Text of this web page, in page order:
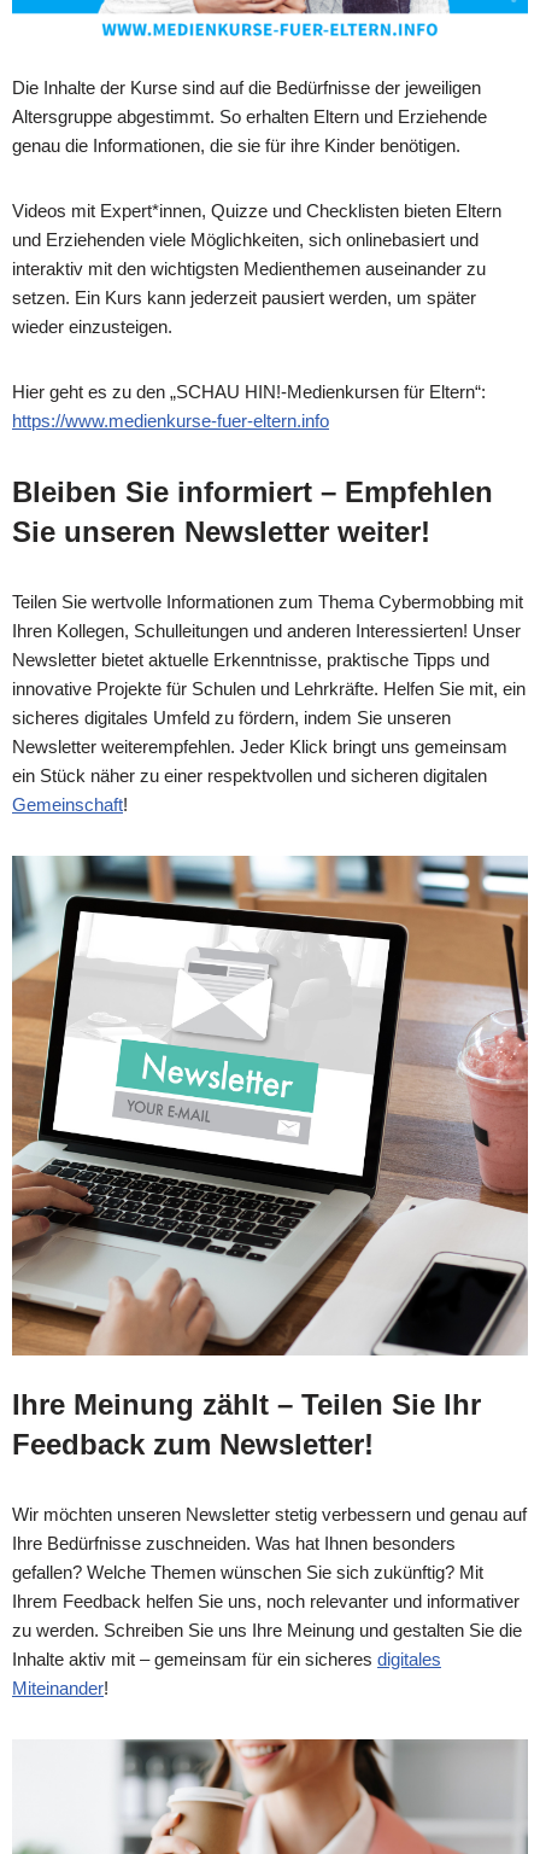
Die Inhalte der Kurse sind auf die Bedürfnisse der jeweiligen
Altersgruppe abgestimmt. So erhalten Eltern und Erziehende
genau die Informationen, die sie für ihre Kinder benötigen.
Videos mit Expert*innen, Quizze und Checklisten bieten Eltern
und Erziehenden viele Möglichkeiten, sich onlinebasiert und
interaktiv mit den wichtigsten Medienthemen auseinander zu
setzen. Ein Kurs kann jederzeit pausiert werden, um später
wieder einzusteigen.
Hier geht es zu den „SCHAU HIN!-Medienkursen für Eltern“:
https://www.medienkurse-fuer-eltern.info
Bleiben Sie informiert – Empfehlen
Sie unseren Newsletter weiter!
Teilen Sie wertvolle Informationen zum Thema Cybermobbing mit
Ihren Kollegen, Schulleitungen und anderen Interessierten! Unser
Newsletter bietet aktuelle Erkenntnisse, praktische Tipps und
innovative Projekte für Schulen und Lehrkräfte. Helfen Sie mit, ein
sicheres digitales Umfeld zu fördern, indem Sie unseren
Newsletter weiterempfehlen. Jeder Klick bringt uns gemeinsam
ein Stück näher zu einer respektvollen und sicheren digitalen
Gemeinschaft!
Ihre Meinung zählt – Teilen Sie Ihr
Feedback zum Newsletter!
Wir möchten unseren Newsletter stetig verbessern und genau auf
Ihre Bedürfnisse zuschneiden. Was hat Ihnen besonders
gefallen? Welche Themen wünschen Sie sich zukünftig? Mit
Ihrem Feedback helfen Sie uns, noch relevanter und informativer
zu werden. Schreiben Sie uns Ihre Meinung und gestalten Sie die
Inhalte aktiv mit – gemeinsam für ein sicheres digitales
Miteinander!